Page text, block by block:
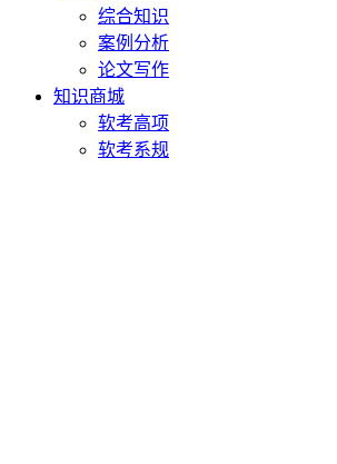
综合知识
案例分析
论文写作
知识商城
软考高项
软考系规